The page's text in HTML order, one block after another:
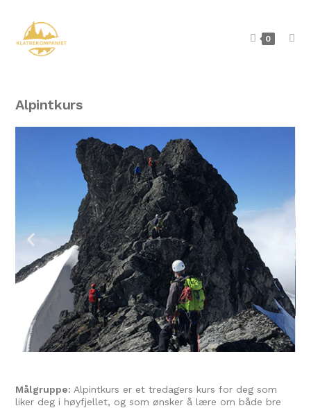
0
Alpintkurs
Målgruppe: Alpintkurs er et tredagers kurs for deg som
liker deg i høyfjellet, og som ønsker å lære om både bre